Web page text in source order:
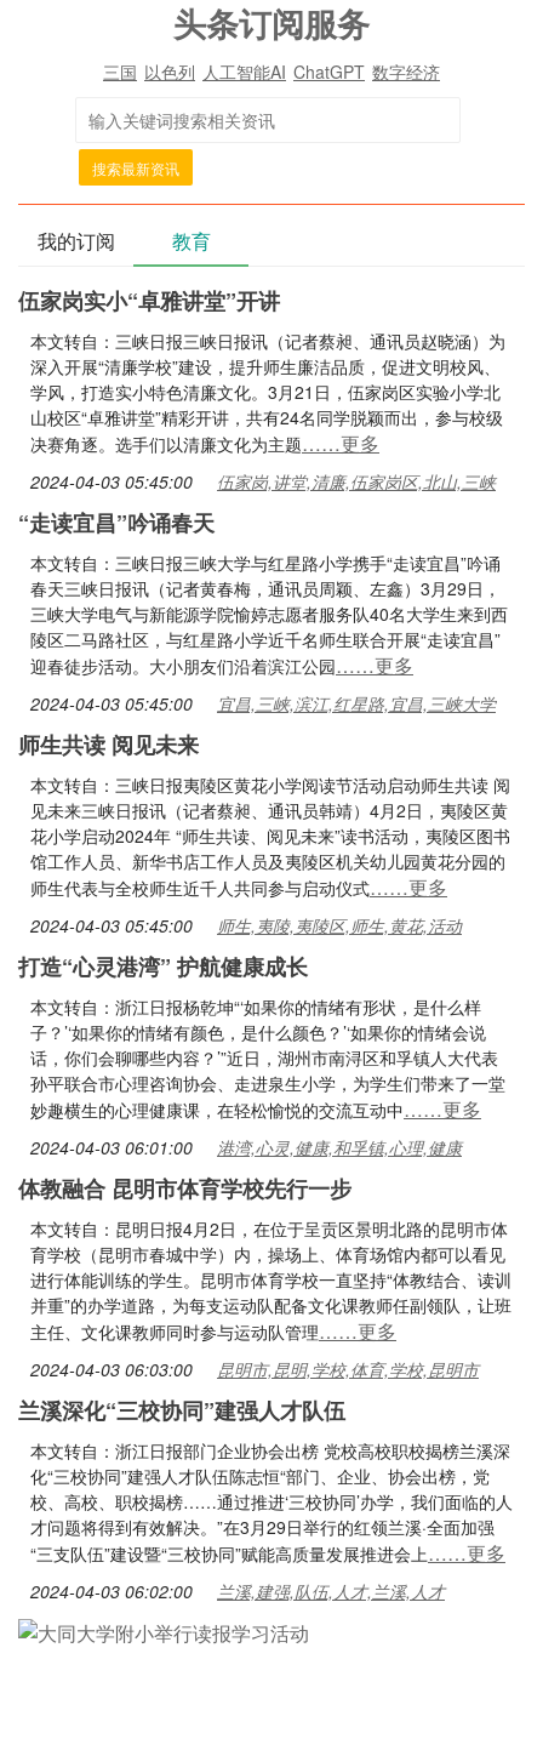
头条订阅服务
三国 以色列 人工智能AI ChatGPT 数字经济
搜索最新资讯
我的订阅 教育
伍家岗实小“卓雅讲堂”开讲
本文转自：三峡日报三峡日报讯（记者蔡昶、通讯员赵晓涵）为
深入开展“清廉学校”建设，提升师生廉洁品质，促进文明校风、
学风，打造实小特色清廉文化。3月21日，伍家岗区实验小学北
山校区“卓雅讲堂”精彩开讲，共有24名同学脱颖而出，参与校级
决赛角逐。选手们以清廉文化为主题……更多
2024-04-03 05:45:00 伍家岗,讲堂,清廉,伍家岗区,北山,三峡
“走读宜昌”吟诵春天
本文转自：三峡日报三峡大学与红星路小学携手“走读宜昌”吟诵
春天三峡日报讯（记者黄春梅，通讯员周颖、左鑫）3月29日，
三峡大学电气与新能源学院愉婷志愿者服务队40名大学生来到西
陵区二马路社区，与红星路小学近千名师生联合开展“走读宜昌”
迎春徒步活动。大小朋友们沿着滨江公园……更多
2024-04-03 05:45:00 宜昌,三峡,滨江,红星路,宜昌,三峡大学
师生共读 阅见未来
本文转自：三峡日报夷陵区黄花小学阅读节活动启动师生共读 阅
见未来三峡日报讯（记者蔡昶、通讯员韩靖）4月2日，夷陵区黄
花小学启动2024年 “师生共读、阅见未来”读书活动，夷陵区图书
馆工作人员、新华书店工作人员及夷陵区机关幼儿园黄花分园的
师生代表与全校师生近千人共同参与启动仪式……更多
2024-04-03 05:45:00 师生,夷陵,夷陵区,师生,黄花,活动
打造“心灵港湾” 护航健康成长
本文转自：浙江日报杨乾坤“‘如果你的情绪有形状，是什么样
子？’‘如果你的情绪有颜色，是什么颜色？’‘如果你的情绪会说
话，你们会聊哪些内容？’”近日，湖州市南浔区和孚镇人大代表
孙平联合市心理咨询协会、走进泉生小学，为学生们带来了一堂
妙趣横生的心理健康课，在轻松愉悦的交流互动中……更多
2024-04-03 06:01:00 港湾,心灵,健康,和孚镇,心理,健康
体教融合 昆明市体育学校先行一步
本文转自：昆明日报4月2日，在位于呈贡区景明北路的昆明市体
育学校（昆明市春城中学）内，操场上、体育场馆内都可以看见
进行体能训练的学生。昆明市体育学校一直坚持“体教结合、读训
并重”的办学道路，为每支运动队配备文化课教师任副领队，让班
主任、文化课教师同时参与运动队管理……更多
2024-04-03 06:03:00 昆明市,昆明,学校,体育,学校,昆明市
兰溪深化“三校协同”建强人才队伍
本文转自：浙江日报部门企业协会出榜 党校高校职校揭榜兰溪深
化“三校协同”建强人才队伍陈志恒“部门、企业、协会出榜，党
校、高校、职校揭榜……通过推进‘三校协同’办学，我们面临的人
才问题将得到有效解决。”在3月29日举行的红领兰溪·全面加强
“三支队伍”建设暨“三校协同”赋能高质量发展推进会上……更多
2024-04-03 06:02:00 兰溪,建强,队伍,人才,兰溪,人才